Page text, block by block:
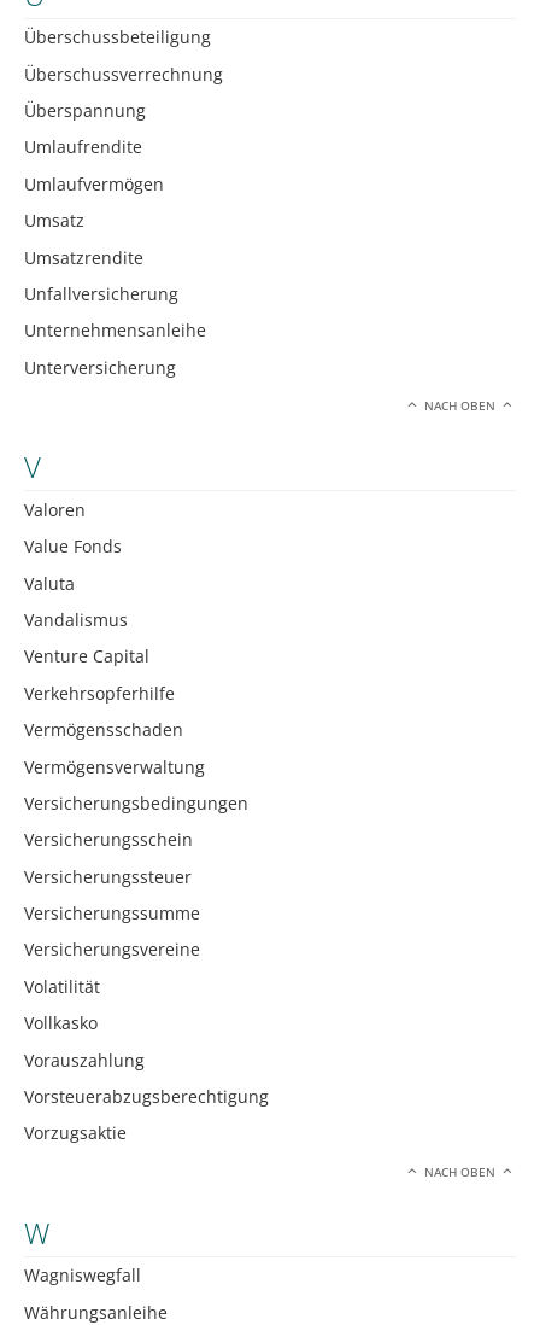
Überschussbeteiligung
Überschussverrechnung
Überspannung
Umlaufrendite
Umlaufvermögen
Umsatz
Umsatzrendite
Unfallversicherung
Unternehmensanleihe
Unterversicherung
NACH OBEN
V
Valoren
Value Fonds
Valuta
Vandalismus
Venture Capital
Verkehrsopferhilfe
Vermögensschaden
Vermögensverwaltung
Versicherungsbedingungen
Versicherungsschein
Versicherungssteuer
Versicherungssumme
Versicherungsvereine
Volatilität
Vollkasko
Vorauszahlung
Vorsteuerabzugsberechtigung
Vorzugsaktie
NACH OBEN
W
Wagniswegfall
Währungsanleihe